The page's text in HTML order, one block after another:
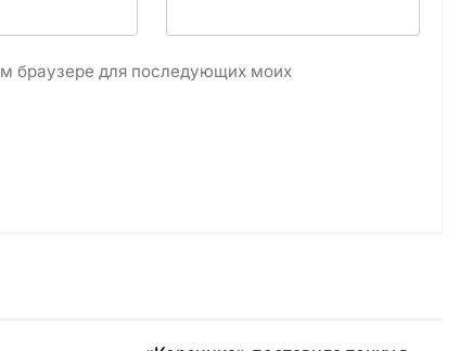
браузере для последующих моих